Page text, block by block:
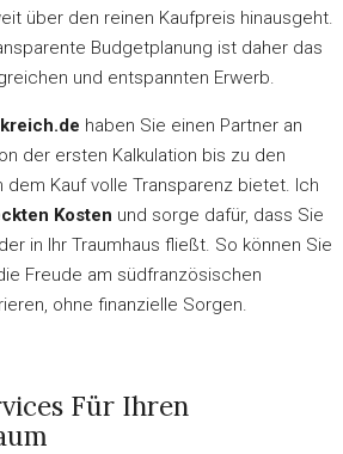
über den reinen Kaufpreis hinausgeht.
Budgetplanung ist daher das
und entspannten Erwerb.
haben Sie einen Partner an
der ersten Kalkulation bis zu den
dem Kauf volle Transparenz bietet. Ich
Kosten und sorge dafür, dass Sie
in Ihr Traumhaus fließt. So können Sie
Freude am südfranzösischen
ohne finanzielle Sorgen.
Für Ihren